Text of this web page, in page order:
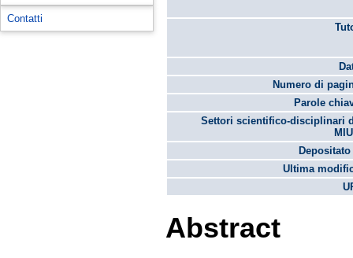
Contatti
Numero di
Parole
Settori scientifico-disciplinari
Ultima
Abstract